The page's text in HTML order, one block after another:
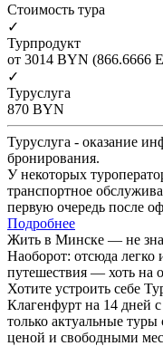
Cтоимость тура
✓
Турпродукт
от 3014 BYN (866.6666
✓
Туруслуга
870 BYN
Туруслуга - оказание
бронирования.
У некоторых
транспортное
первую очередь после
Подробнее
Жить в Минске — не
Наоборот: отсюда легко
путешествия — хоть на
Хотите устроить себе
Клагенфурт на 14 дней
только актуальные
ценой и свободными